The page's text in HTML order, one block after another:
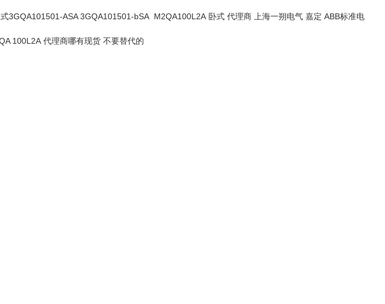
ASA 3GQA101501-bSA M2QA100L2A 卧式 代理商 上海一朔电气 嘉定 ABB标准电
100L2A 代理商哪有现货 不要替代的